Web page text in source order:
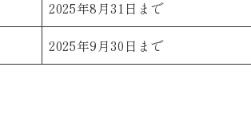
2025年8月31日まで
2025年9月30日まで